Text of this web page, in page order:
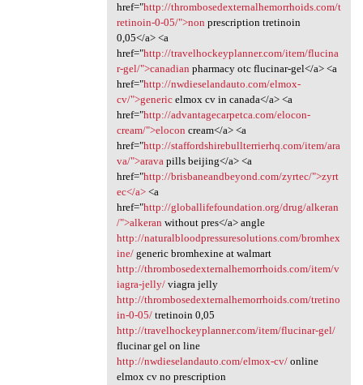
href="http://thrombosedexternalhemorrhoids.com/t
retinoin-0-05/">non prescription tretinoin
0,05</a> <a
href="http://travelhockeyplanner.com/item/flucina
r-gel/">canadian pharmacy otc flucinar-gel</a> <a
href="http://nwdieselandauto.com/elmox-
cv/">genericelmox cv in canada</a> <a
href="http://advantagecarpetca.com/elocon-
cream/">elocon cream</a> <a
href="http://staffordshirebullterrierhq.com/item/ara
va/">aravapills beijing</a> <a
href="http://brisbaneandbeyond.com/zyrtec/">zyrt
ec</a><a
href="http://globallifefoundation.org/drug/alkeran
/">alkeran without pres</a> angle
http://naturalbloodpressuresolutions.com/bromhex
ine/generic bromhexine at walmart
http://thrombosedexternalhemorrhoids.com/item/v
iagra-jelly/viagra jelly
http://thrombosedexternalhemorrhoids.com/tretino
in-0-05/tretinoin 0,05
http://travelhockeyplanner.com/item/flucinar-gel/
flucinar gel on line
http://nwdieselandauto.com/elmox-cv/online
elmox cv no prescription